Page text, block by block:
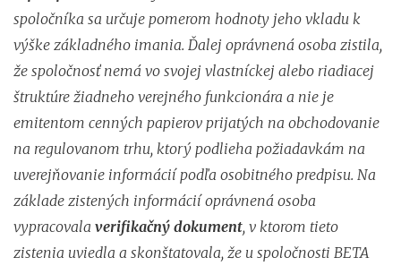
spoločníka sa určuje pomerom hodnoty jeho vkladu k
výške základného imania. Ďalej oprávnená osoba zistila,
že spoločnosť nemá vo svojej vlastníckej alebo riadiacej
štruktúre žiadneho verejného funkcionára a nie je
emitentom cenných papierov prijatých na obchodovanie
na regulovanom trhu, ktorý podlieha požiadavkám na
uverejňovanie informácií podľa osobitného predpisu. Na
základe zistených informácií oprávnená osoba
vypracovala verifikačný dokument, v ktorom tieto
zistenia uviedla a skonštatovala, že u spoločnosti BETA